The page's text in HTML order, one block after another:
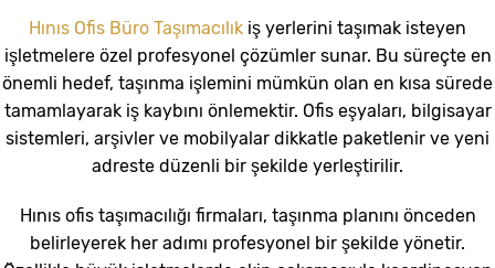
Hınıs Ofis Büro Taşımacılık iş yerlerini taşımak isteyen
işletmelere özel profesyonel çözümler sunar. Bu süreçte en
önemli hedef, taşınma işlemini mümkün olan en kısa sürede
tamamlayarak iş kaybını önlemektir. Ofis eşyaları, bilgisayar
sistemleri, arşivler ve mobilyalar dikkatle paketlenir ve yeni
adreste düzenli bir şekilde yerleştirilir.
Hınıs ofis taşımacılığı firmaları, taşınma planını önceden
belirleyerek her adımı profesyonel bir şekilde yönetir.